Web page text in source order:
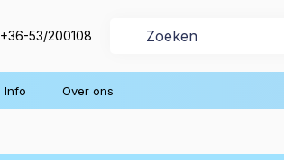
+36-53/200108
Info Over ons